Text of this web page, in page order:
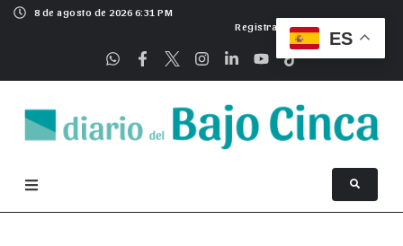
8 de agosto de 2026 6:31 PM
Registrarse
ES